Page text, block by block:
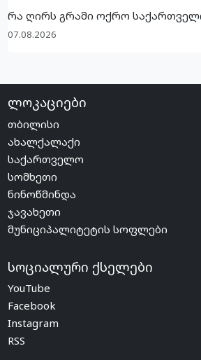
რა ღირს გრამი ოქრო
07.08.2026
ლოკაციები
თბილისი
ახალქალაქი
საქართველო
სომხეთი
ნინოწმინდა
ჯავახეთი
მუნიციპალიტეტის სოფლები
სოციალური ქსელები
YouTube
Facebook
Instagram
RSS